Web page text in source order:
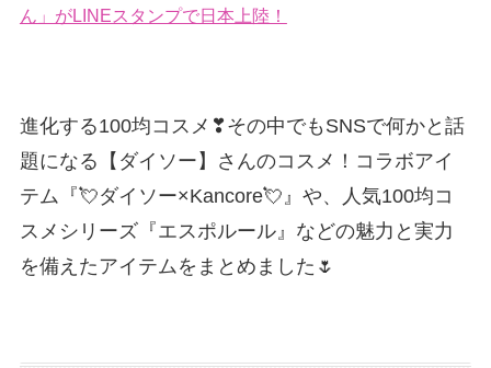
ん」がLINEスタンプで日本上陸！
進化する100均コスメ❣その中でもSNSで何かと話
題になる【ダイソー】さんのコスメ！コラボアイ
テム『💘ダイソー×Kancore💘』や、人気100均コ
スメシリーズ『エスポルール』などの魅力と実力
を備えたアイテムをまとめました🌷